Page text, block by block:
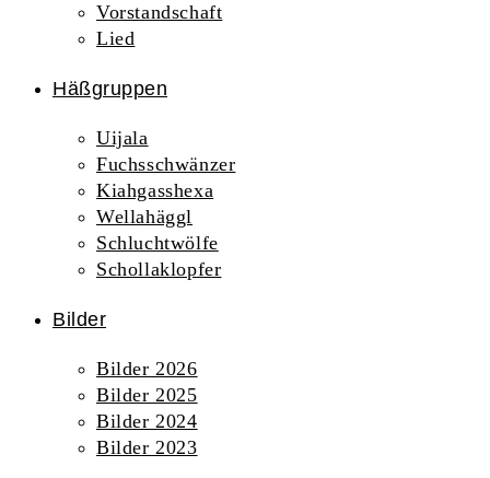
Vorstandschaft
Lied
Häßgruppen
Uijala
Fuchsschwänzer
Kiahgasshexa
Wellahäggl
Schluchtwölfe
Schollaklopfer
Bilder
Bilder 2026
Bilder 2025
Bilder 2024
Bilder 2023